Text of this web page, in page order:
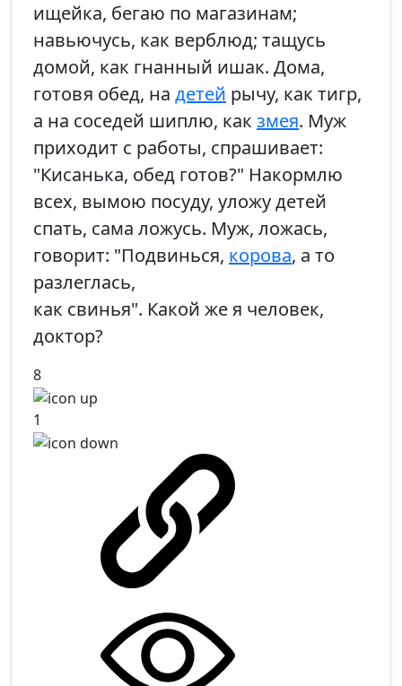
ищейка, бегаю по магазинам;
навьючусь, как верблюд; тащусь
домой, как гнанный ишак. Дома,
готовя обед, на детей рычу, как тигр,
а на соседей шиплю, как змея. Муж
приходит с работы, спрашивает:
"Кисанька, обед готов?" Накормлю
всех, вымою посуду, уложу детей
спать, сама ложусь. Муж, ложась,
говорит: "Подвинься, корова, а то
разлеглась,
как свинья". Какой же я человек,
доктор?
8
1